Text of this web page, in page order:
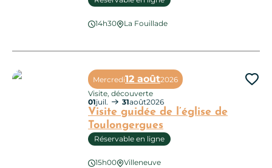
14h30 La Fouillade
Visite guidée de l’église de
Toulongergues
Réservable en ligne
15h00 Villeneuve
Mercredi12 août2026
Visite, découverte
01juil. 31août2026
Visite guidée de l’église de Toulongergues